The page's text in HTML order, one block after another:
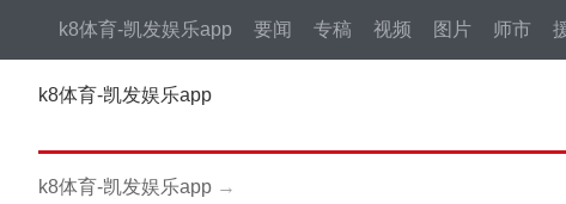
k8体育-凯发娱乐app 要闻 专稿 视频 图片 师市
k8体育-凯发娱乐app
k8体育-凯发娱乐app →